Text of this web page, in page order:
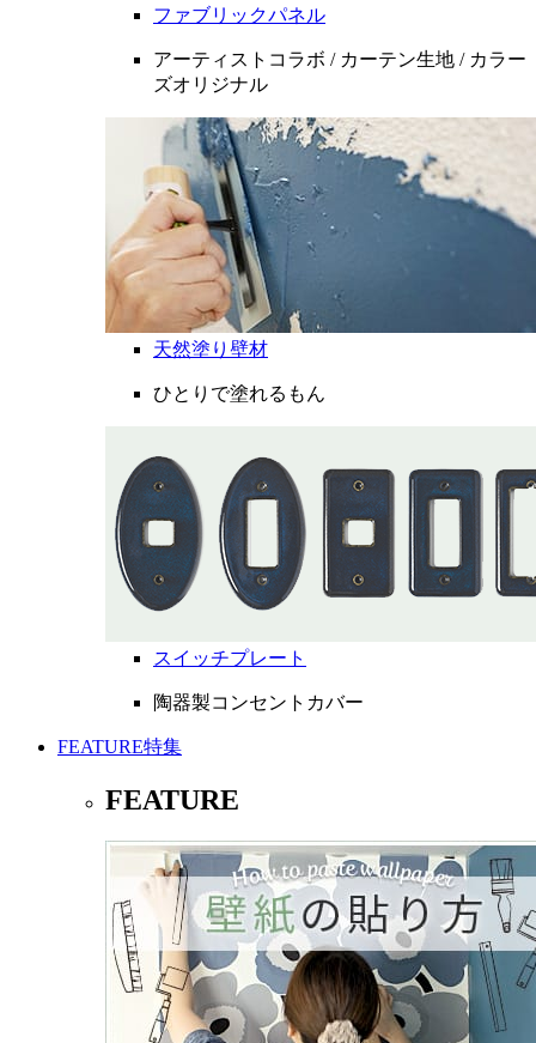
ファブリックパネル
アーティストコラボ / カーテン生地 / カラー
ズオリジナル
天然塗り壁材
ひとりで塗れるもん
スイッチプレート
陶器製コンセントカバー
FEATURE特集
FEATURE